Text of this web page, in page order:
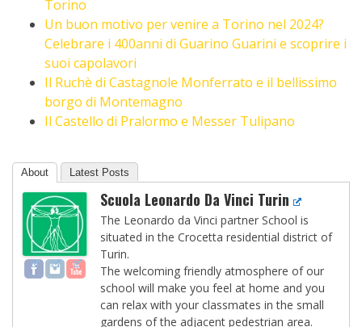
Torino
Un buon motivo per venire a Torino nel 2024?
Celebrare i 400anni di Guarino Guarini e scoprire i
suoi capolavori
Il Ruchè di Castagnole Monferrato e il bellissimo
borgo di Montemagno
Il Castello di Pralormo e Messer Tulipano
About Latest Posts
Scuola Leonardo Da Vinci Turin
The Leonardo da Vinci partner School is
situated in the Crocetta residential district of
Turin.
The welcoming friendly atmosphere of our
school will make you feel at home and you
can relax with your classmates in the small
gardens of the adjacent pedestrian area.